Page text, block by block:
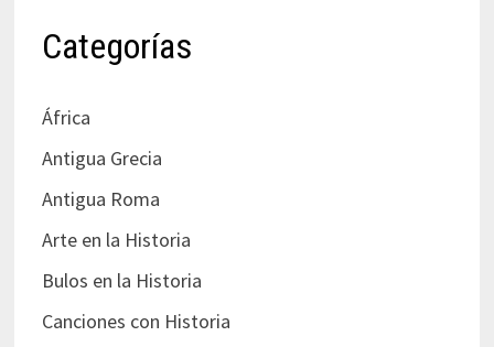
Categorías
África
Antigua Grecia
Antigua Roma
Arte en la Historia
Bulos en la Historia
Canciones con Historia